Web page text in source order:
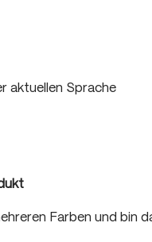
aktuellen Sprache
Farben und bin